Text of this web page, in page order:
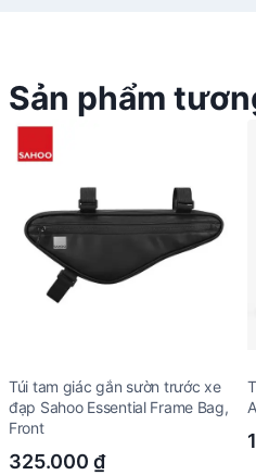
Sản phẩm
Túi tam giác gắn sườn trước xe
đạp Sahoo Essential Frame Bag,
Front
325.000 ₫